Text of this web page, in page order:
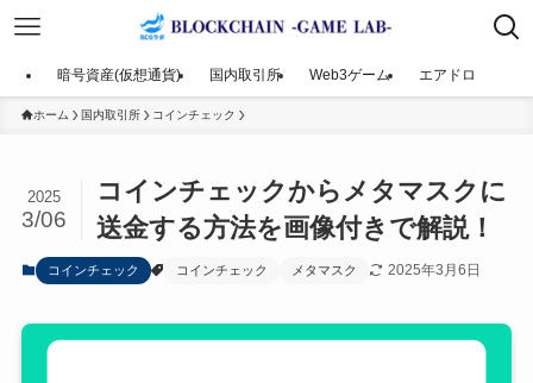
暗号資産(仮想通貨) 国内取引所 Web3ゲーム エアドロ
ホーム 国内取引所 コインチェック
コインチェックからメタマスクに
送金する方法を画像付きで解説！
2025
3/06
コインチェック コインチェック メタマスク 2025年3月6日